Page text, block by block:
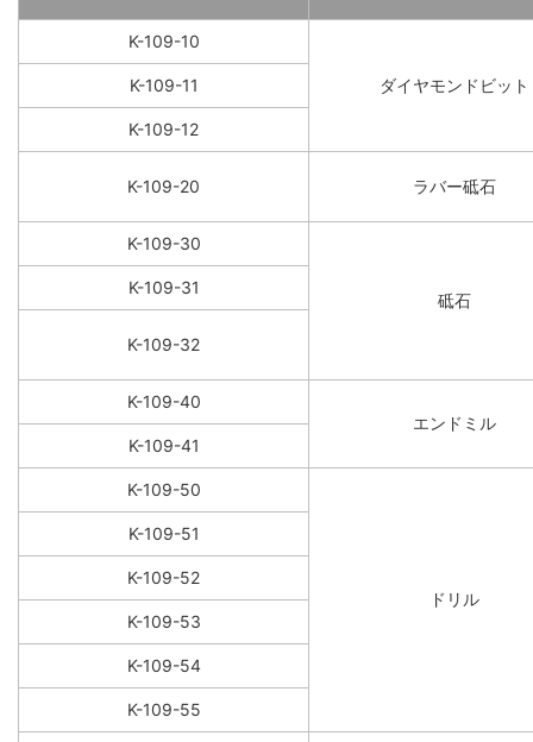
K-109-10
ダイヤモンドビット
K-109-11
K-109-12
K-109-20 ラバー砥石
K-109-30
砥石
K-109-31
K-109-32
K-109-40
エンドミル
K-109-41
K-109-50
ドリル
K-109-51
K-109-52
K-109-53
K-109-54
K-109-55